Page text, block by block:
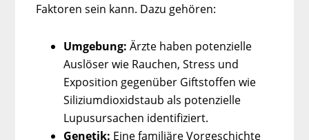
Faktoren sein kann. Dazu gehören:
Umgebung: Ärzte haben potenzielle
Auslöser wie Rauchen, Stress und
Exposition gegenüber Giftstoffen wie
Siliziumdioxidstaub als potenzielle
Lupusursachen identifiziert.
Genetik: Eine familiäre Vorgeschichte